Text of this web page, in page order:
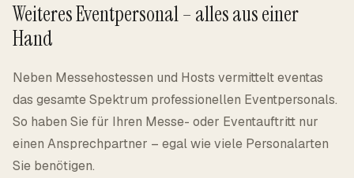
Weiteres Eventpersonal – alles aus einer
Hand
Neben Messehostessen und Hosts vermittelt eventas
das gesamte Spektrum professionellen Eventpersonals.
So haben Sie für Ihren Messe- oder Eventauftritt nur
einen Ansprechpartner – egal wie viele Personalarten
Sie benötigen.